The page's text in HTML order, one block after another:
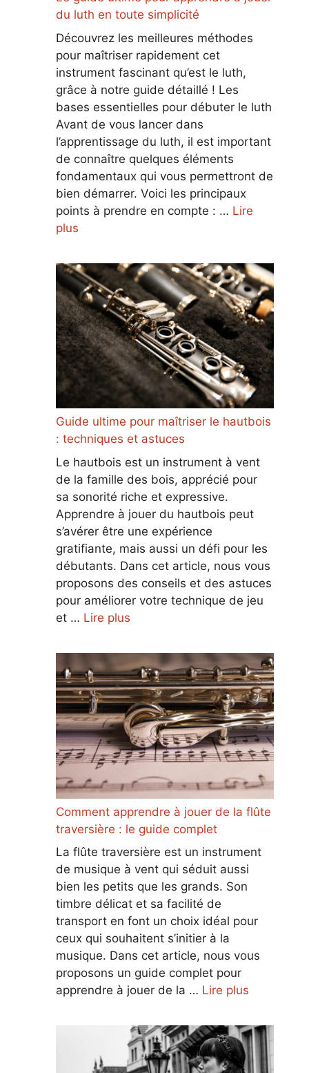
du luth en toute simplicité
Découvrez les meilleures méthodes
pour maîtriser rapidement cet
instrument fascinant qu’est le luth,
grâce à notre guide détaillé ! Les
bases essentielles pour débuter le luth
Avant de vous lancer dans
l’apprentissage du luth, il est important
de connaître quelques éléments
fondamentaux qui vous permettront de
bien démarrer. Voici les principaux
points à prendre en compte : … Lire
plus
Guide ultime pour maîtriser le hautbois
: techniques et astuces
Le hautbois est un instrument à vent
de la famille des bois, apprécié pour
sa sonorité riche et expressive.
Apprendre à jouer du hautbois peut
s’avérer être une expérience
gratifiante, mais aussi un défi pour les
débutants. Dans cet article, nous vous
proposons des conseils et des astuces
pour améliorer votre technique de jeu
et … Lire plus
Comment apprendre à jouer de la flûte
traversière : le guide complet
La flûte traversière est un instrument
de musique à vent qui séduit aussi
bien les petits que les grands. Son
timbre délicat et sa facilité de
transport en font un choix idéal pour
ceux qui souhaitent s’initier à la
musique. Dans cet article, nous vous
proposons un guide complet pour
apprendre à jouer de la … Lire plus